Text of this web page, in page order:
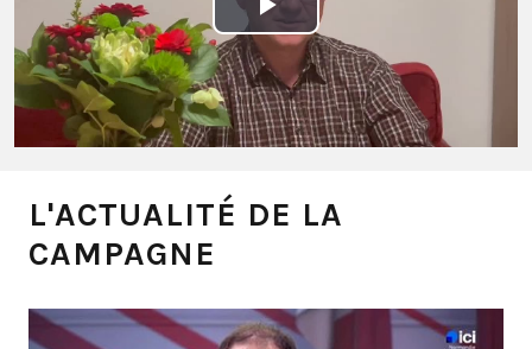
Play
Video
L'ACTUALITÉ DE LA
CAMPAGNE